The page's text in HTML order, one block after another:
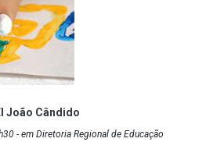
João Cândido
- em Diretoria Regional de Educação